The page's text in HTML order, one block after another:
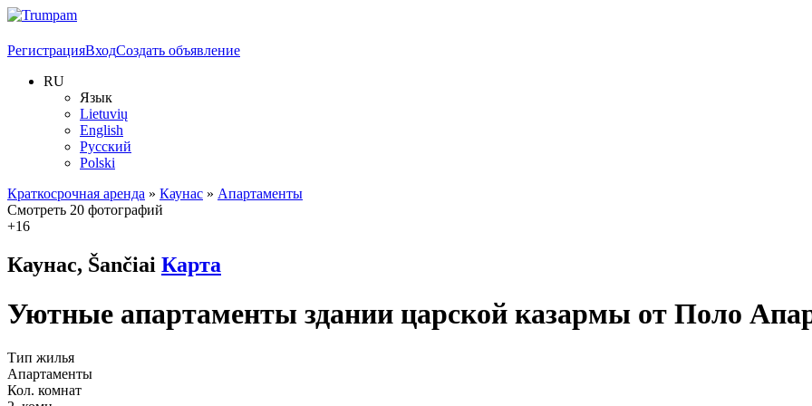
РегистрацияВходСоздать объявление
RU
Язык
Lietuvių
English
Русский
Polski
Краткосрочная аренда » Каунас » Апартаменты
Смотреть 20 фотографий
+16
Каунас, Šančiai Карта
Уютные апартаменты здании царской казармы от Поло
Тип жилья
Апартаменты
Кол. комнат